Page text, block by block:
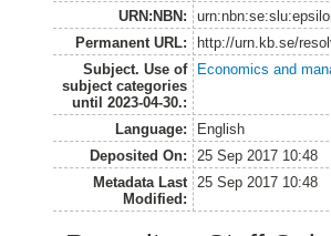
URN:NBN:
Permanent URL:
http://urn.kb.se/
Subject. Use of
subject categories
until 2023-04-30.:
Economics and
Language:
English
Deposited On:
25 Sep 2017 10:48
Metadata Last
Modified:
25 Sep 2017 10:48